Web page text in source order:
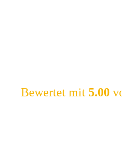
Bewertet mit 5.00